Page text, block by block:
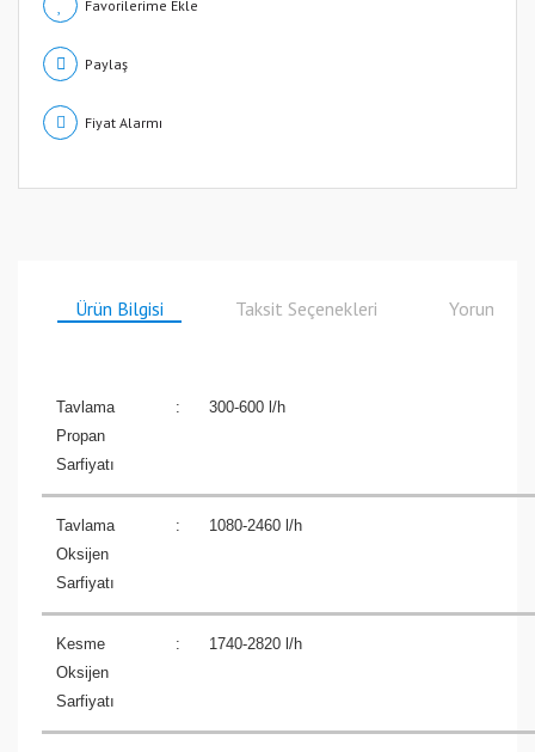
Paylaş
Fiyat Alarmı
Ürün Bilgisi Taksit Seçenekleri Yorumlar
Tavlama
Propan
Sarfiyatı
: 300-600 l/h
Tavlama
Oksijen
Sarfiyatı
: 1080-2460 l/h
Kesme
Oksijen
Sarfiyatı
: 1740-2820 l/h